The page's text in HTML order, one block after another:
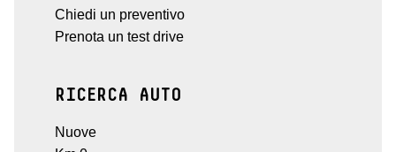
Chiedi un preventivo
Prenota un test drive
RICERCA AUTO
Nuove